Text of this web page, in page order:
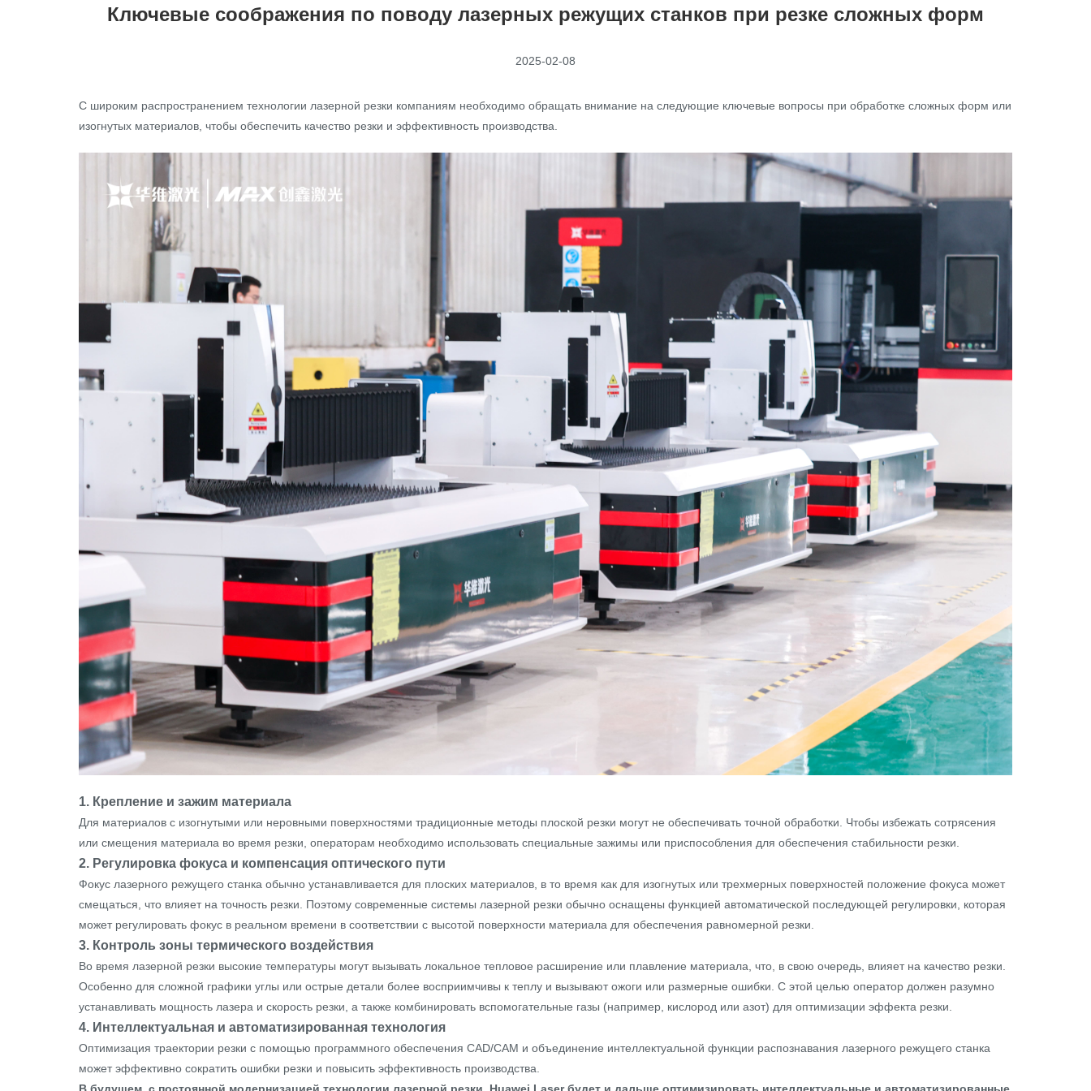
Ключевые соображения по поводу лазерных режущих станков при резке сложных форм
2025-02-08
С широким распространением технологии лазерной резки компаниям необходимо обращать внимание на следующие ключевые вопросы при обработке сложных форм или
изогнутых материалов, чтобы обеспечить качество резки и эффективность производства.
1. Крепление и зажим материала
Для материалов с изогнутыми или неровными поверхностями традиционные методы плоской резки могут не обеспечивать точной обработки. Чтобы избежать сотрясения
или смещения материала во время резки, операторам необходимо использовать специальные зажимы или приспособления для обеспечения стабильности резки.
2. Регулировка фокуса и компенсация оптического пути
Фокус лазерного режущего станка обычно устанавливается для плоских материалов, в то время как для изогнутых или трехмерных поверхностей положение фокуса может
смещаться, что влияет на точность резки. Поэтому современные системы лазерной резки обычно оснащены функцией автоматической последующей регулировки, которая
может регулировать фокус в реальном времени в соответствии с высотой поверхности материала для обеспечения равномерной резки.
3. Контроль зоны термического воздействия
Во время лазерной резки высокие температуры могут вызывать локальное тепловое расширение или плавление материала, что, в свою очередь, влияет на качество резки.
Особенно для сложной графики углы или острые детали более восприимчивы к теплу и вызывают ожоги или размерные ошибки. С этой целью оператор должен разумно
устанавливать мощность лазера и скорость резки, а также комбинировать вспомогательные газы (например, кислород или азот) для оптимизации эффекта резки.
4. Интеллектуальная и автоматизированная технология
Оптимизация траектории резки с помощью программного обеспечения CAD/CAM и объединение интеллектуальной функции распознавания лазерного режущего станка
может эффективно сократить ошибки резки и повысить эффективность производства.
В будущем, с постоянной модернизацией технологии лазерной резки, Huawei Laser будет и дальше оптимизировать интеллектуальные и автоматизированные